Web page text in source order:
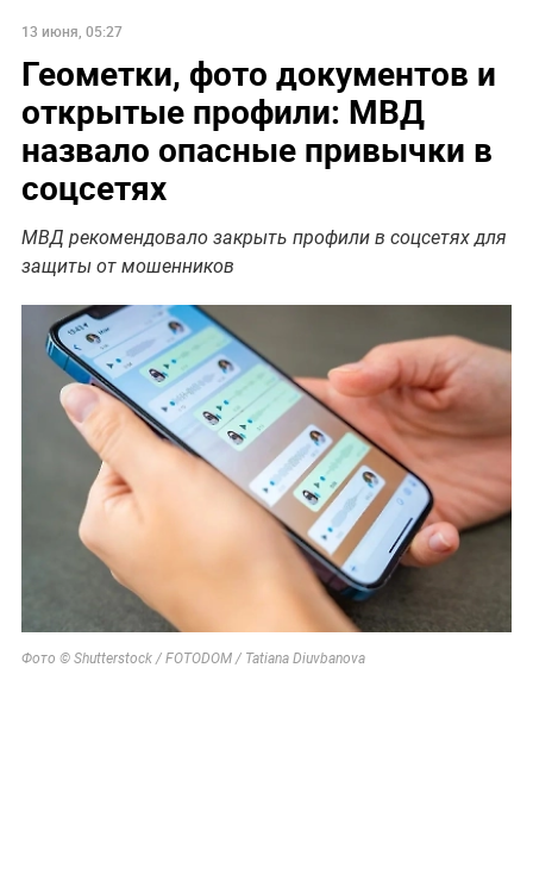
13 июня, 05:27
Геометки, фото документов и
открытые профили: МВД
назвало опасные привычки в
соцсетях
МВД рекомендовало закрыть профили в соцсетях для
защиты от мошенников
Фото © Shutterstock / FOTODOM / Tatiana Diuvbanova